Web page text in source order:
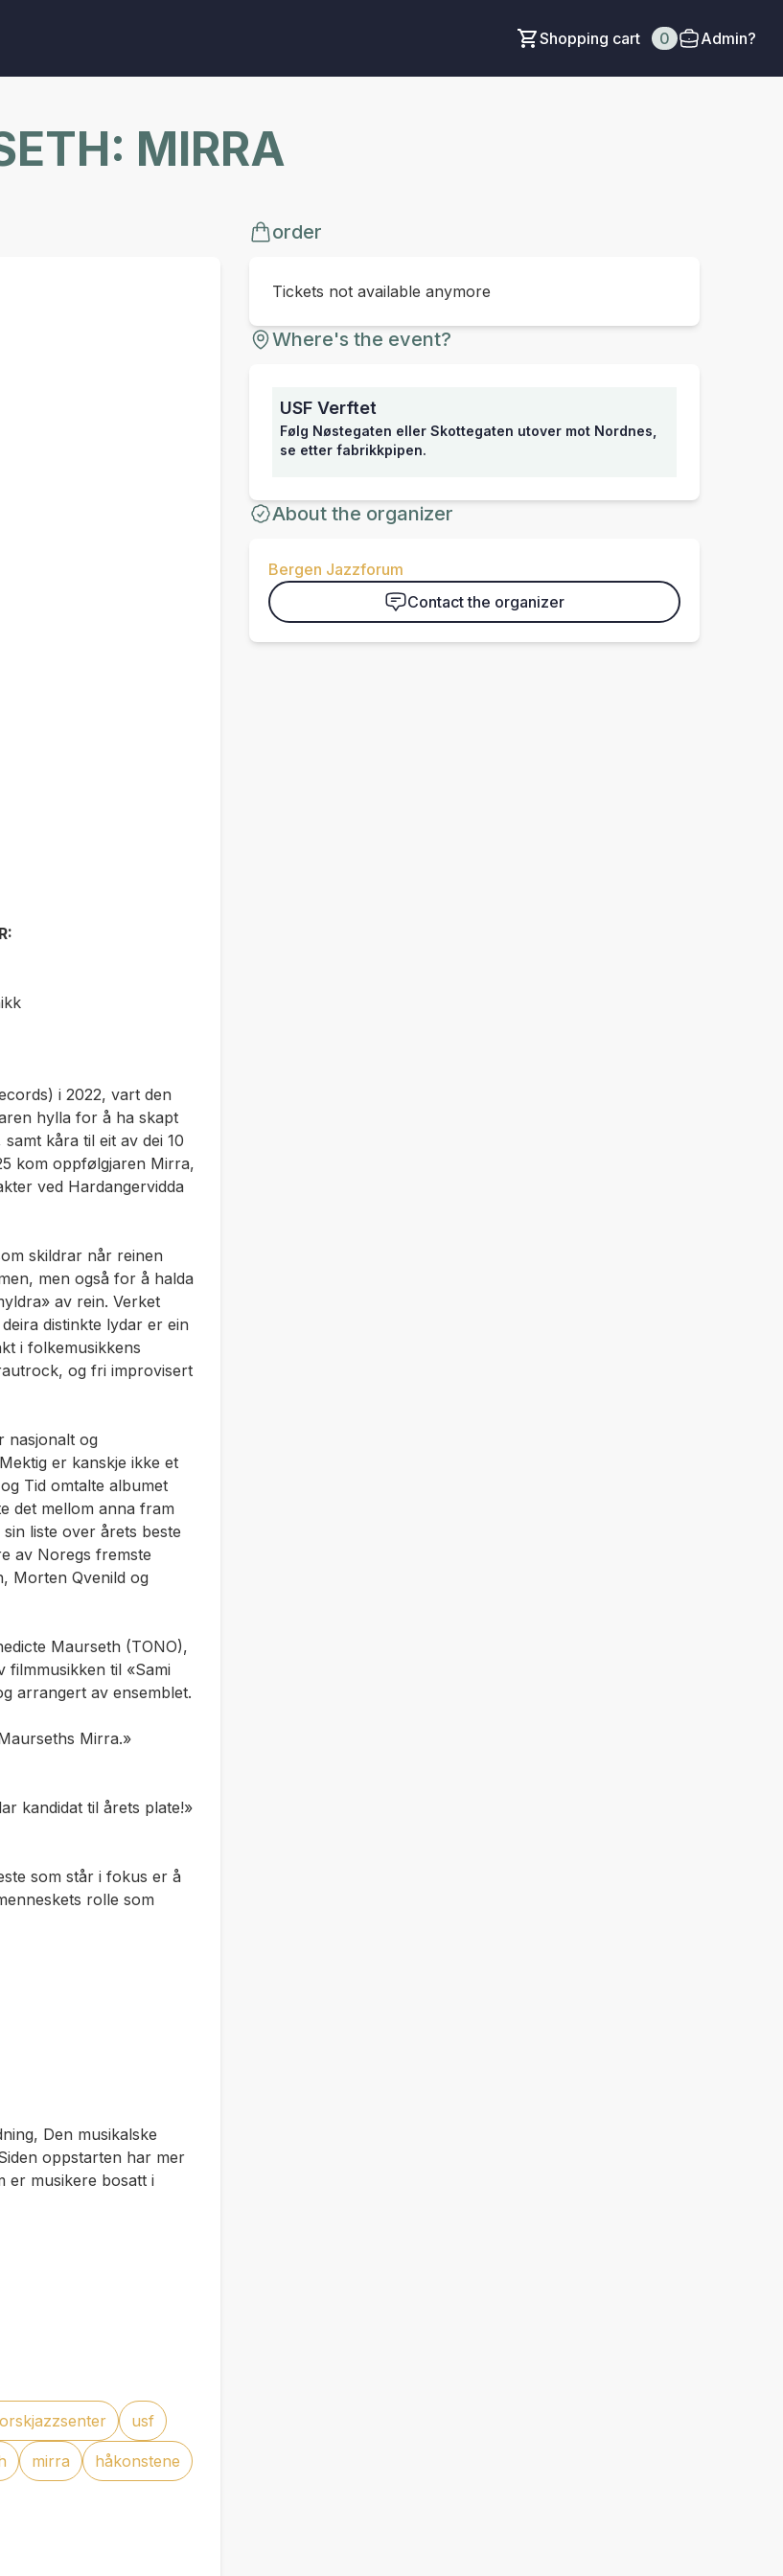
Shopping cart 0 Admin?
MIRRA
i 2022, vart den
hylla for å ha skapt
kåra til eit av dei 10
kom oppfølgjaren Mirra,
ved Hardangervidda
skildrar når reinen
men også for å halda
av rein. Verket
distinkte lydar er ein
i folkemusikkens
og fri improvisert
nasjonalt og
er kanskje ikke et
Tid omtalte albumet
det mellom anna fram
liste over årets beste
av Noregs fremste
Morten Qvenild og
Maurseth (TONO),
filmmusikken til «Sami
arrangert av ensemblet.
Mirra.»
kandidat til årets plate!»
som står i fokus er å
rolle som
Den musikalske
oppstarten har mer
er musikere bosatt i
usf
mirra håkonstene
order
Tickets not available anymore
Where's the event?
USF Verftet
Følg Nøstegaten eller Skottegaten utover mot Nordnes,
se etter fabrikkpipen.
About the organizer
Bergen Jazzforum
Contact the organizer